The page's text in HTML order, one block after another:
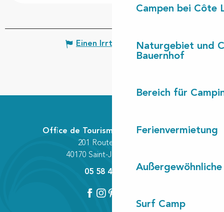
Campen bei Côte
Naturgebiet und
Bauernhof
Bereich für
Ferienvermietung
Surf Camp
Einen Irrtum angeben
Office de Tourisme Communautaire
201 Route des Lacs
40170 Saint-Julien-en-Born
05 58 42 89 80